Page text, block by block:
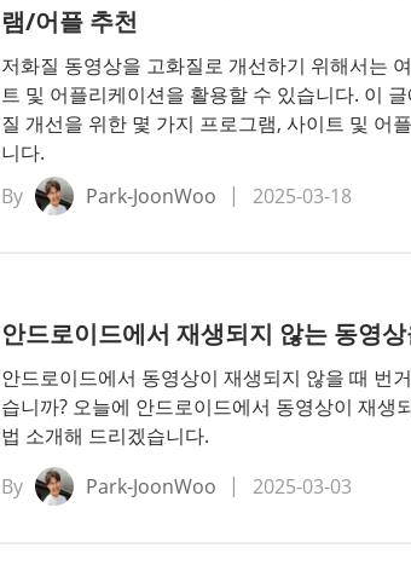
램/어플 추천
저화질 동영상을 고화질로 개선하기 위해서는
트 및 어플리케이션을 활용할 수 있습니다. 이
질 개선을 위한 몇 가지 프로그램, 사이트 및 어
니다.
By
Park-JoonWoo 2025-03-18
안드로이드에서 재생되지 않는 동영
안드로이드에서 동영상이 재생되지 않을 때 번
습니까? 오늘에 안드로이드에서 동영상이 재생
법 소개해 드리겠습니다.
By
Park-JoonWoo 2025-03-03